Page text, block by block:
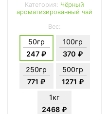
Категория: Чёрный
ароматизированный чай
Вес:
50гр
247 ₽
100гр
370 ₽
250гр
771 ₽
500гр
1271 ₽
1кг
2468 ₽